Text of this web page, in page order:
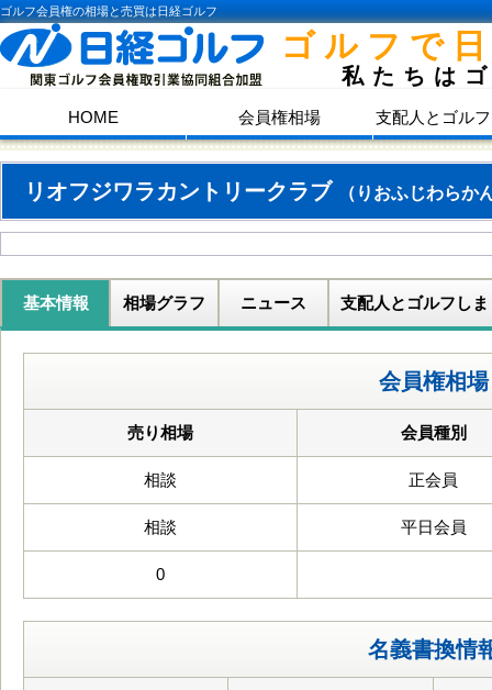
ゴルフ会員権の相場と売買は日経ゴルフ
ゴルフで
私たちは
HOME 会員権相場 支配人とゴル
リオフジワラカントリークラブ （りおふじわらか
基本情報 相場グラフ ニュース 支配人とゴルフしま
会員権相場
売り相場 会員種別
相談 正会員
相談 平日会員
0
名義書換情